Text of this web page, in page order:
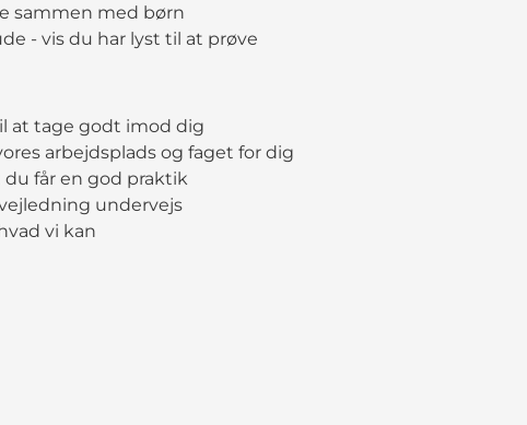
sammen med børn
- vis du har lyst til at prøve
at tage godt imod dig
arbejdsplads og faget for dig
får en god praktik
undervejs
vi kan